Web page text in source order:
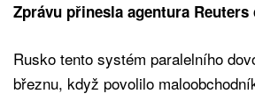
Zprávu přinesla agentura Reuters
Rusko tento systém paralelního
březnu, když povolilo